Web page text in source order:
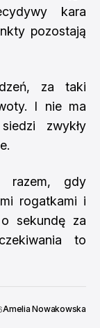
kara
pozostają
za taki
I nie ma
zwykły
razem, gdy
rogatkami i
sekundę za
to
Amelia Nowakowska